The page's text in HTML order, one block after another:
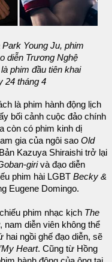
Park Young Ju, phim
diễn Trương Nghệ
là phim đầu tiên khai
24 tháng 4
là phim hành động lịch
bối cảnh cuộc đảo chính
còn có phim kinh dị
gia của ngôi sao Old
Kazuya Shiraishi trở lại
girivà đạo diễn
phim hài LGBT Becky &
Eugene Domingo.
phim nhạc kịch The
nam diễn viên không thể
hai ngồi ghế đạo diễn, sẽ
Heart. Cũng từ Hồng